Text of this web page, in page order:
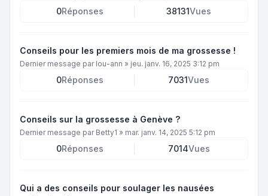
0Réponses 38131Vues
Conseils pour les premiers mois de ma grossesse !
Dernier message par lou-ann » jeu. janv. 16, 2025 3:12 pm
0Réponses 7031Vues
Conseils sur la grossesse à Genève ?
Dernier message par Betty1 » mar. janv. 14, 2025 5:12 pm
0Réponses 7014Vues
Qui a des conseils pour soulager les nausées